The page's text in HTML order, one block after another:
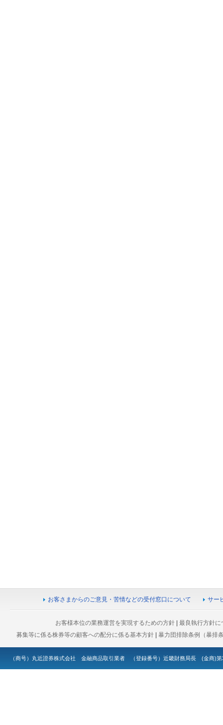
お客さまからのご意見・苦情などの受付窓口について サー
お客様本位の業務運営を実現するための方針 |最良執行方針に
募集等に係る株券等の顧客への配分に係る基本方針 |暴力団排除条例（暴排
（商号）丸近證券株式会社 金融商品取引業者 （登録番号）近畿財務局長 (金商)